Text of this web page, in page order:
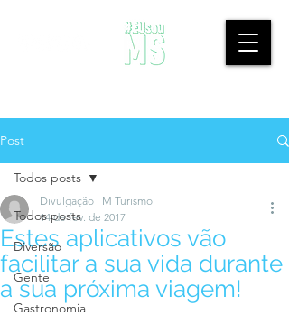
Post
Todos posts
Diversão
Gente
Gastronomia
Todos posts
Estes aplicativos vão
facilitar a sua vida durante
a sua próxima viagem!
Divulgação | M Turismo
14 de fev. de 2017